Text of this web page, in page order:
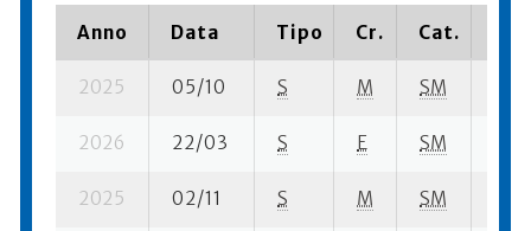
Anno Data Tipo Cr. Cat.
2025 05/10 S M SM
2026 22/03 S E SM
2025 02/11 S M SM